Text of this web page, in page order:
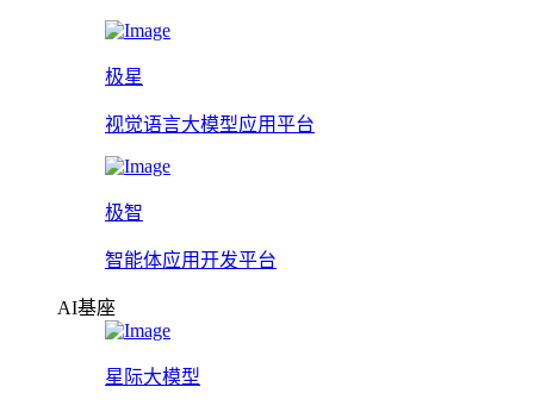
极星
视觉语言大模型应用平台
极智
智能体应用开发平台
AI基座
星际大模型